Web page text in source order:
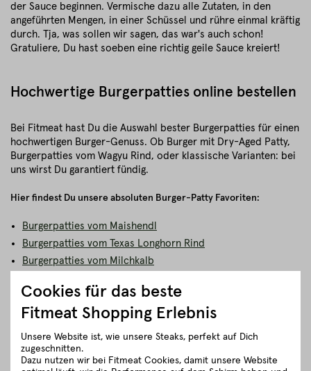
der Sauce beginnen. Vermische dazu alle Zutaten, in den
angeführten Mengen, in einer Schüssel und rühre einmal kräftig
durch. Tja, was sollen wir sagen, das war's auch schon!
Gratuliere, Du hast soeben eine richtig geile Sauce kreiert!
Hochwertige Burgerpatties online bestellen
Bei Fitmeat hast Du die Auswahl bester Burgerpatties für einen
hochwertigen Burger-Genuss. Ob Burger mit Dry-Aged Patty,
Burgerpatties vom Wagyu Rind, oder klassische Varianten: bei
uns wirst Du garantiert fündig.
Hier findest Du unsere absoluten Burger-Patty Favoriten:
Burgerpatties vom Maishendl
Burgerpatties vom Texas Longhorn Rind
Burgerpatties vom Milchkalb
Burgerpatties auf dem Grill
Nun gehts aber zum Showdown, genauer gesagt an den Grill,
der bereits richtig schön heiß ist. Jetzt werden die
Cookies für das beste
Fitmeat Shopping Erlebnis
Unsere Website ist, wie unsere Steaks, perfekt auf Dich
zugeschnitten.
Dazu nutzen wir bei Fitmeat Cookies, damit unsere Website